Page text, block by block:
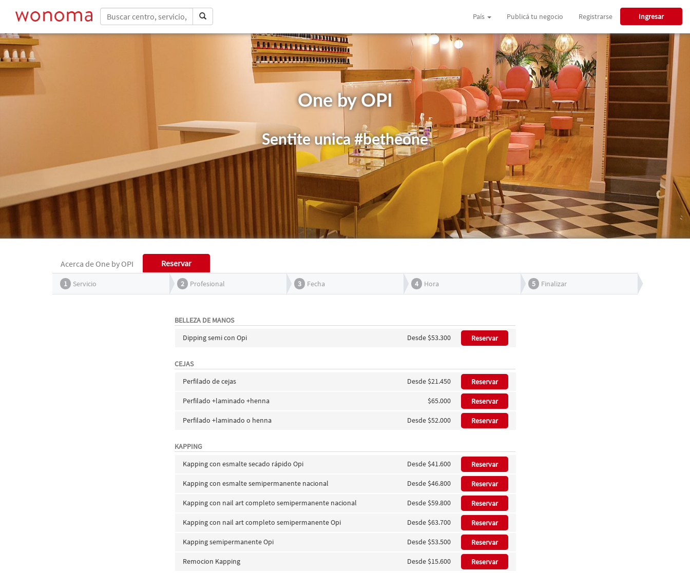
País Publicá tu negocio Registrarse Ingresar
One by OPI
Sentite unica #betheone
Acerca de One by OPI Reservar
1 Servicio 2 Profesional 3 Fecha 4 Hora 5 Finalizar
BELLEZA DE MANOS
Dipping semi con Opi
Desde $53.300 Reservar
CEJAS
Perfilado de cejas
Desde $21.450 Reservar
Perfilado +laminado +henna $65.000 Reservar
Perfilado +laminado o henna Desde $52.000 Reservar
KAPPING
Kapping con esmalte secado rápido Opi
Desde $41.600 Reservar
Kapping con esmalte semipermanente nacional Desde $46.800 Reservar
Kapping con nail art completo semipermanente nacional Desde $59.800 Reservar
Kapping con nail art completo semipermanente Opi Desde $63.700 Reservar
Kapping semipermanente Opi Desde $53.500 Reservar
Remocion Kapping Desde $15.600 Reservar